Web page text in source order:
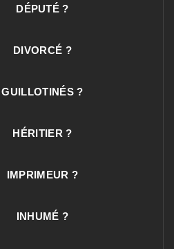
DÉPUTÉ ?
DIVORCÉ ?
GUILLOTINÉS ?
HÉRITIER ?
IMPRIMEUR ?
INHUMÉ ?